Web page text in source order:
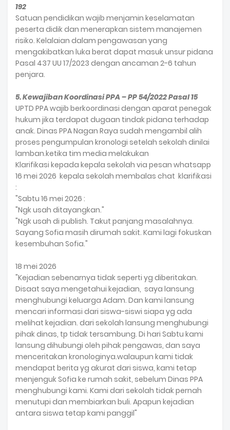
192
Satuan pendidikan wajib menjamin keselamatan
peserta didik dan menerapkan sistem manajemen
risiko. Kelalaian dalam pengawasan yang
mengakibatkan luka berat dapat masuk unsur pidana
Pasal 437 UU 17/2023 dengan ancaman 2-6 tahun
penjara.
5. Kewajiban Koordinasi PPA – PP 54/2022 Pasal 15
UPTD PPA wajib berkoordinasi dengan aparat penegak
hukum jika terdapat dugaan tindak pidana terhadap
anak. Dinas PPA Nagan Raya sudah mengambil alih
proses pengumpulan kronologi setelah sekolah dinilai
lamban.ketika tim media melakukan
Klarifikasi kepada kepala sekolah via pesan whatsapp
16 mei 2026 kepala sekolah membalas chat klarifikasi
:
"Sabtu 16 mei 2026 :
"Ngk usah ditayangkan."
"Ngk usah di publish. Takut panjang masalahnya.
Sayang Sofia masih dirumah sakit. Kami lagi fokuskan
kesembuhan Sofia."
18 mei 2026
"Kejadian sebenarnya tidak seperti yg diberitakan.
Disaat saya mengetahui kejadian, saya lansung
menghubungi keluarga Adam. Dan kami lansung
mencari informasi dari siswa-siswi siapa yg ada
melihat kejadian. dari sekolah lansung menghubungi
pihak dinas, tp tidak tersambung. Di hari Sabtu kami
lansung dihubungi oleh pihak pengawas, dan saya
menceritakan kronologinya.walaupun kami tidak
mendapat berita yg akurat dari siswa, kami tetap
menjenguk Sofia ke rumah sakit, sebelum Dinas PPA
menghubungi kami. Kami dari sekolah tidak pernah
menutupi dan membiarkan buli. Apapun kejadian
antara siswa tetap kami panggil"